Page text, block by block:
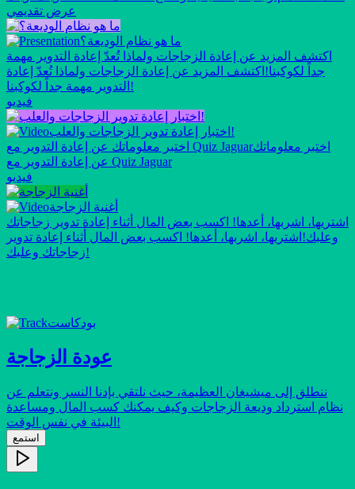
عرض تقديمي
ما هو نظام الوديعة؟
اكتشف المزيد عن إعادة الزجاجات ولماذا تُعدّ إعادة التدوير مهمة
جداً لكوكبنا! اكتشف المزيد عن إعادة الزجاجات ولماذا تُعدّ إعادة
التدوير مهمة جداً لكوكبنا!
فيديو
اختبار إعادة تدوير الزجاجات والعلب!
اختبر معلوماتك عن إعادة التدوير مع Quiz Jaguarاختبر معلوماتك
عن إعادة التدوير مع Quiz Jaguar
فيديو
أغنية الزجاجة
اشتريها، اشربها، أعدها! اكسب بعض المال أثناء إعادة تدوير زجاجاتك
وعلبك! اشتريها، اشربها، أعدها! اكسب بعض المال أثناء إعادة تدوير
زجاجاتك وعلبك!
بودكاست
عودة الزجاجة
ننطلق إلى ميشيغان العظيمة، حيث نلتقي بإدنا النسر ونتعلم عن
نظام استرداد وديعة الزجاجات وكيف يمكنك كسب المال ومساعدة
البيئة في نفس الوقت!
استمع